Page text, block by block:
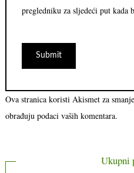
pregledniku za sljedeći put kada
Ova stranica koristi Akismet za
obrađuju podaci vaših komentara.
Ukupni